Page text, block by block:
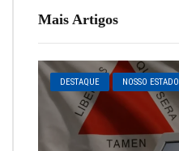
Mais Artigos
DESTAQUE NOSSO ESTADO